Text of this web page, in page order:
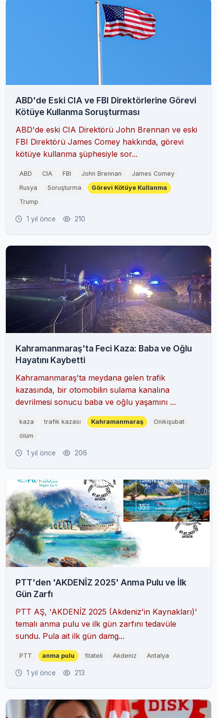
ABD'de Eski CIA ve FBI Direktörlerine Görevi
Kötüye Kullanma Soruşturması
ABD'de eski CIA Direktörü John Brennan ve eski
FBI Direktörü James Comey hakkında, görevi
kötüye kullanma şüphesiyle sor...
ABD CIA FBI John Brennan
James Comey
Rusya
Soruşturma
Görevi Kötüye Kullanma
Trump
1 yıl önce 210
Kahramanmaraş'ta Feci Kaza: Baba ve Oğlu
Hayatını Kaybetti
Kahramanmaraş'ta meydana gelen trafik
kazasında, bir otomobilin sulama kanalına
devrilmesi sonucu baba ve oğlu yaşamını ...
kaza trafik kazası Kahramanmaraş
Onikişubat
ölüm
1 yıl önce 206
PTT'den 'AKDENİZ 2025' Anma Pulu ve İlk
Gün Zarfı
PTT AŞ, 'AKDENİZ 2025 (Akdeniz'in Kaynakları)'
temalı anma pulu ve ilk gün zarfını tedavüle
sundu. Pula ait ilk gün damg...
PTT anma pulu filateli Akdeniz Antalya
1 yıl önce 213